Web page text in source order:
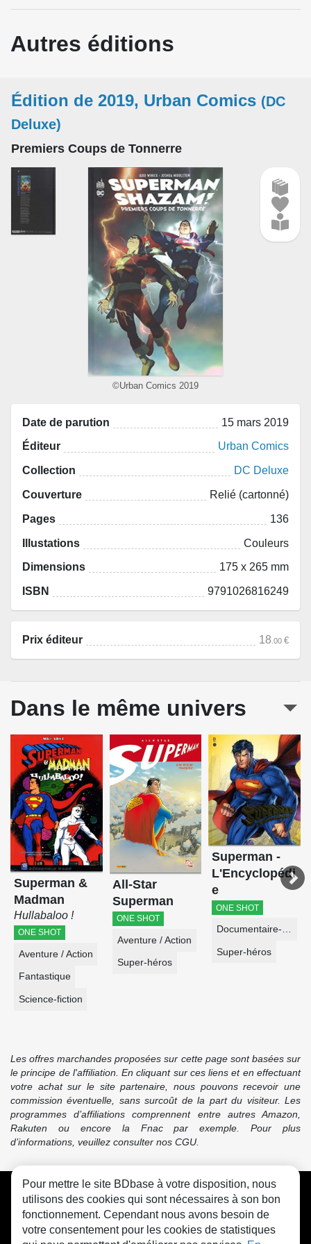
Autres éditions
Édition de 2019, Urban Comics (DC
Deluxe)
Premiers Coups de Tonnerre
©Urban Comics 2019
Date de parution 15 mars 2019
Éditeur Urban Comics
Collection DC Deluxe
Couverture Relié (cartonné)
Pages 136
Illustations Couleurs
Dimensions 175 x 265 mm
ISBN 9791026816249
Prix éditeur 18 .00 €
Dans le même univers
Superman &
Madman
Hullabaloo !
ONE SHOT
Aventure / Action
Fantastique
Science-fiction
All-Star
Superman
ONE SHOT
Aventure / Action
Super-héros
Superman -
L'Encyclopédi
e
ONE SHOT
Super-héros
Les offres marchandes proposées sur cette page sont basées sur
le principe de l'affiliation. En cliquant sur ces liens et en effectuant
votre achat sur le site partenaire, nous pouvons recevoir une
commission éventuelle, sans surcoût de la part du visiteur. Les
programmes d’affiliations comprennent entre autres Amazon,
Rakuten ou encore la Fnac par exemple. Pour plus
d’informations, veuillez consulter nos CGU.
CGU FAQ Contact Cookies
Pour mettre le site BDbase à votre disposition, nous
utilisons des cookies qui sont nécessaires à son bon
fonctionnement. Cependant nous avons besoin de
votre consentement pour les cookies de statistiques